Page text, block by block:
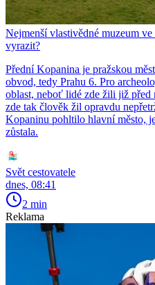
Nejmenší vlastivědné muzeum
vyrazit?
Přední Kopanina je pražskou
obvod, tedy Prahu 6. Pro
oblast, neboť lidé zde žili již
zde tak člověk žil opravdu
Kopaninu pohltilo hlavní město,
zůstala.
Svět cestovatele
dnes, 08:41
2 min
Reklama